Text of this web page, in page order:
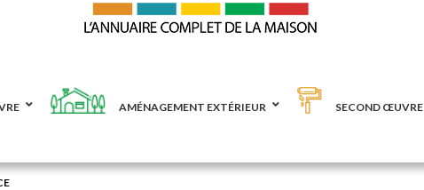
AMÉNAGEMENT EXTÉRIEUR SECOND ŒUVRE